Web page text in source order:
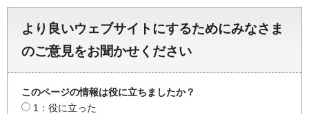
より良いウェブサイトにするためにみなさま
のご意見をお聞かせください
このページの情報は役に立ちましたか？
1：役に立った